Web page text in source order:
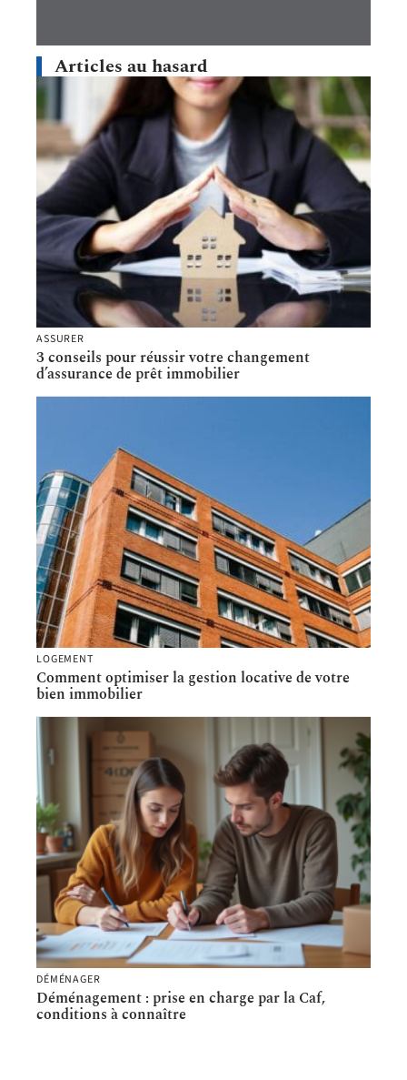
Articles au hasard
ASSURER
3 conseils pour réussir votre changement
d’assurance de prêt immobilier
LOGEMENT
Comment optimiser la gestion locative de votre
bien immobilier
DÉMÉNAGER
Déménagement : prise en charge par la Caf,
conditions à connaître